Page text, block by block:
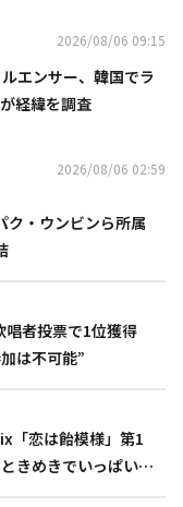
2026/08/06 09:15
エンサー、韓国でラ
経緯を調査
2026/08/06 02:59
ク・ウンビンら所属
唱者投票で1位獲得
は不可能”
「恋は飴模様」第1
きめきでいっぱいの